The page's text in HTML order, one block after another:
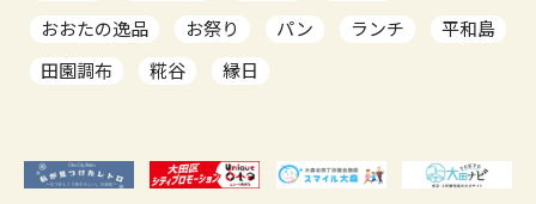
おおたの逸品
お祭り パン ランチ
平和島
田園調布
糀谷 縁日